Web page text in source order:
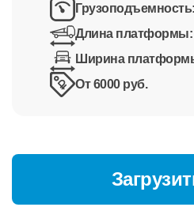
Длина платформы:
Ширина
От 6000 руб.